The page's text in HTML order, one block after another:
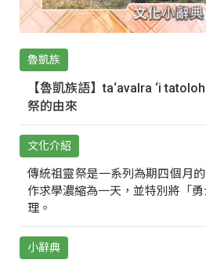
魯凱族
【魯凱族語】ta‘avalra ‘i
祭的由來
文化介紹
傳統祖靈祭是一系列為期四個月
作求學濃縮為一天，並特別將「勇
理。
小辭典